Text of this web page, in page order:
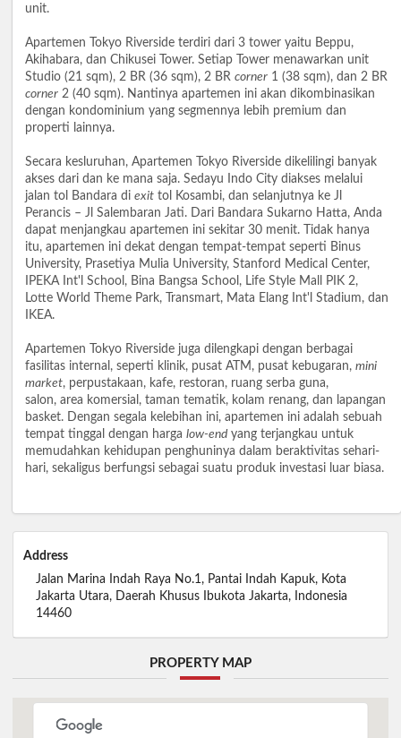
unit.
Apartemen Tokyo Riverside terdiri dari 3 tower yaitu Beppu,
Akihabara, dan Chikusei Tower. Setiap Tower menawarkan unit
Studio (21 sqm), 2 BR (36 sqm), 2 BR corner 1 (38 sqm), dan 2 BR
corner 2 (40 sqm). Nantinya apartemen ini akan dikombinasikan
dengan kondominium yang segmennya lebih premium dan
properti lainnya.
Secara kesluruhan, Apartemen Tokyo Riverside dikelilingi banyak
akses dari dan ke mana saja. Sedayu Indo City diakses melalui
jalan tol Bandara di exit tol Kosambi, dan selanjutnya ke Jl
Perancis – Jl Salembaran Jati. Dari Bandara Sukarno Hatta, Anda
dapat menjangkau apartemen ini sekitar 30 menit. Tidak hanya
itu, apartemen ini dekat dengan tempat-tempat seperti Binus
University, Prasetiya Mulia University, Stanford Medical Center,
IPEKA Int'l School, Bina Bangsa School, Life Style Mall PIK 2,
Lotte World Theme Park, Transmart, Mata Elang Int'l Stadium, dan
IKEA.
Apartemen Tokyo Riverside juga dilengkapi dengan berbagai
fasilitas internal, seperti klinik, pusat ATM, pusat kebugaran, mini
market, perpustakaan, kafe, restoran, ruang serba guna,
salon, area komersial, taman tematik, kolam renang, dan lapangan
basket. Dengan segala kelebihan ini, apartemen ini adalah sebuah
tempat tinggal dengan harga low-end yang terjangkau untuk
memudahkan kehidupan penghuninya dalam beraktivitas sehari-
hari, sekaligus berfungsi sebagai suatu produk investasi luar biasa.
Address
Jalan Marina Indah Raya No.1, Pantai Indah Kapuk, Kota
Jakarta Utara, Daerah Khusus Ibukota Jakarta, Indonesia
14460
PROPERTY MAP